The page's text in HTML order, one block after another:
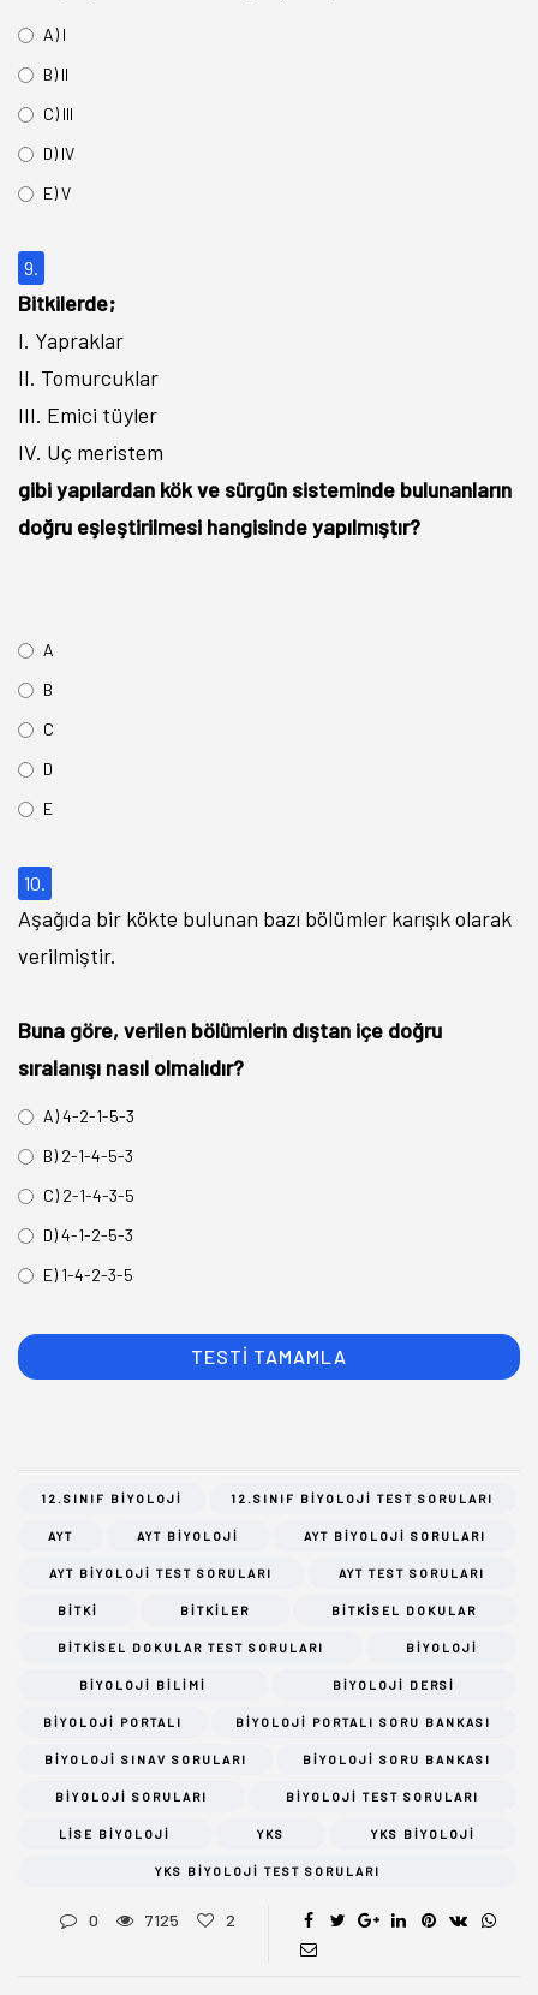
A) I
B) II
C) III
D) IV
E) V
9.
Bitkilerde;
I. Yapraklar
II. Tomurcuklar
III. Emici tüyler
IV. Uç meristem
gibi yapılardan kök ve sürgün sisteminde bulunanların
doğru eşleştirilmesi hangisinde yapılmıştır?
A
B
C
D
E
10.
Aşağıda bir kökte bulunan bazı bölümler karışık olarak
verilmiştir.
Buna göre, verilen bölümlerin dıştan içe doğru
sıralanışı nasıl olmalıdır?
A) 4-2-1-5-3
B) 2-1-4-5-3
C) 2-1-4-3-5
D) 4-1-2-5-3
E) 1-4-2-3-5
12.SINIF BIYOLOJI 12.SINIF BIYOLOJI TEST SORULARI
AYT AYT BIYOLOJI AYT BIYOLOJI SORULARI
AYT BIYOLOJI TEST SORULARI AYT TEST SORULARI
BITKI BITKILER BITKISEL DOKULAR
BITKISEL DOKULAR TEST SORULARI BIYOLOJI
BIYOLOJI BILIMI BIYOLOJI DERSI
BIYOLOJI PORTALI BIYOLOJI PORTALI SORU BANKASI
BIYOLOJI SINAV SORULARI BIYOLOJI SORU BANKASI
BIYOLOJI SORULARI BIYOLOJI TEST SORULARI
LISE BIYOLOJI YKS YKS BIYOLOJI
YKS BIYOLOJI TEST SORULARI
0 7125 2